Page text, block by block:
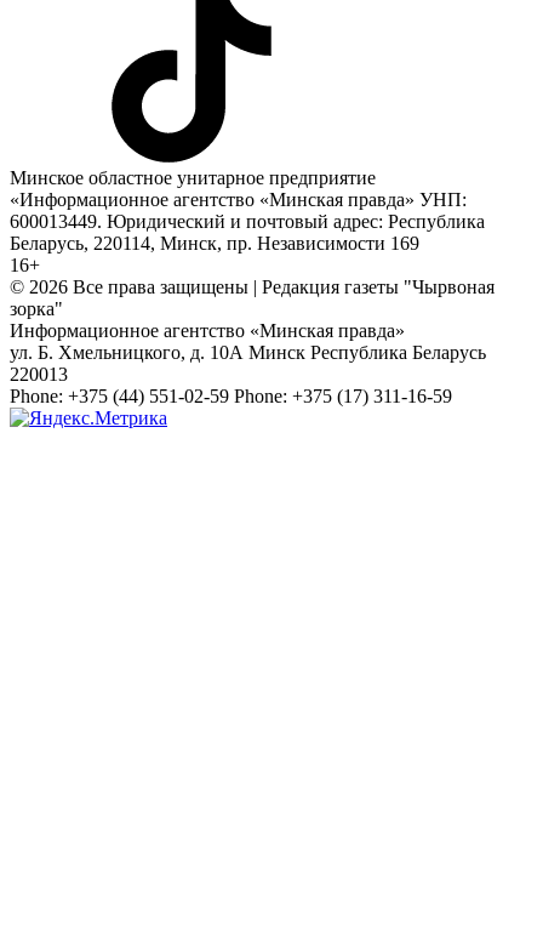
Минское областное унитарное предприятие
«Информационное агентство «Минская правда» УНП:
600013449. Юридический и почтовый адрес: Республика
Беларусь, 220114, Минск, пр. Независимости 169
16+
© 2026 Все права защищены | Редакция газеты "Чырвоная
зорка"
Информационное агентство «Минская правда»
ул. Б. Хмельницкого, д. 10А Минск Республика Беларусь
220013
Phone: +375 (44) 551-02-59 Phone: +375 (17) 311-16-59